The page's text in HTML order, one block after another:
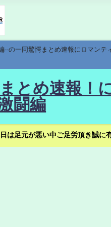
の一同驚愕まとめ速報にロマンテ
とめ速報！
闘編
足元が悪い中ご足労頂き誠に